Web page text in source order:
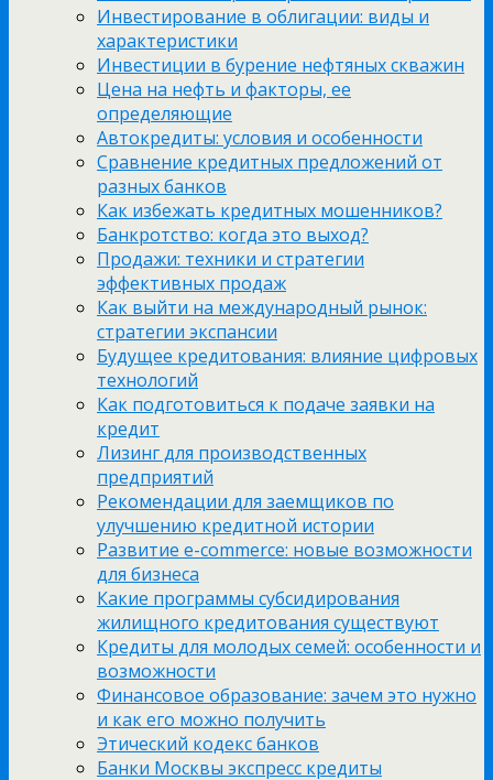
Инвестирование в облигации: виды и
характеристики
Инвестиции в бурение нефтяных скважин
Цена на нефть и факторы, ее
определяющие
Автокредиты: условия и особенности
Сравнение кредитных предложений от
разных банков
Как избежать кредитных мошенников?
Банкротство: когда это выход?
Продажи: техники и стратегии
эффективных продаж
Как выйти на международный рынок:
стратегии экспансии
Будущее кредитования: влияние цифровых
технологий
Как подготовиться к подаче заявки на
кредит
Лизинг для производственных
предприятий
Рекомендации для заемщиков по
улучшению кредитной истории
Развитие e-commerce: новые возможности
для бизнеса
Какие программы субсидирования
жилищного кредитования существуют
Кредиты для молодых семей: особенности и
возможности
Финансовое образование: зачем это нужно
и как его можно получить
Этический кодекс банков
Банки Москвы экспресс кредиты